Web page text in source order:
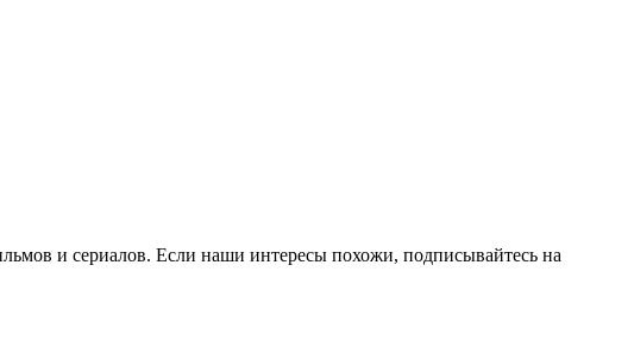
и сериалов. Если наши интересы похожи, подписывайтесь на